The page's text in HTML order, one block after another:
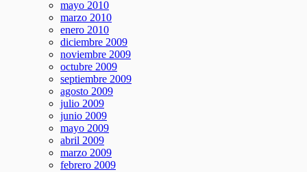
mayo 2010
marzo 2010
enero 2010
diciembre 2009
noviembre 2009
octubre 2009
septiembre 2009
agosto 2009
julio 2009
junio 2009
mayo 2009
abril 2009
marzo 2009
febrero 2009